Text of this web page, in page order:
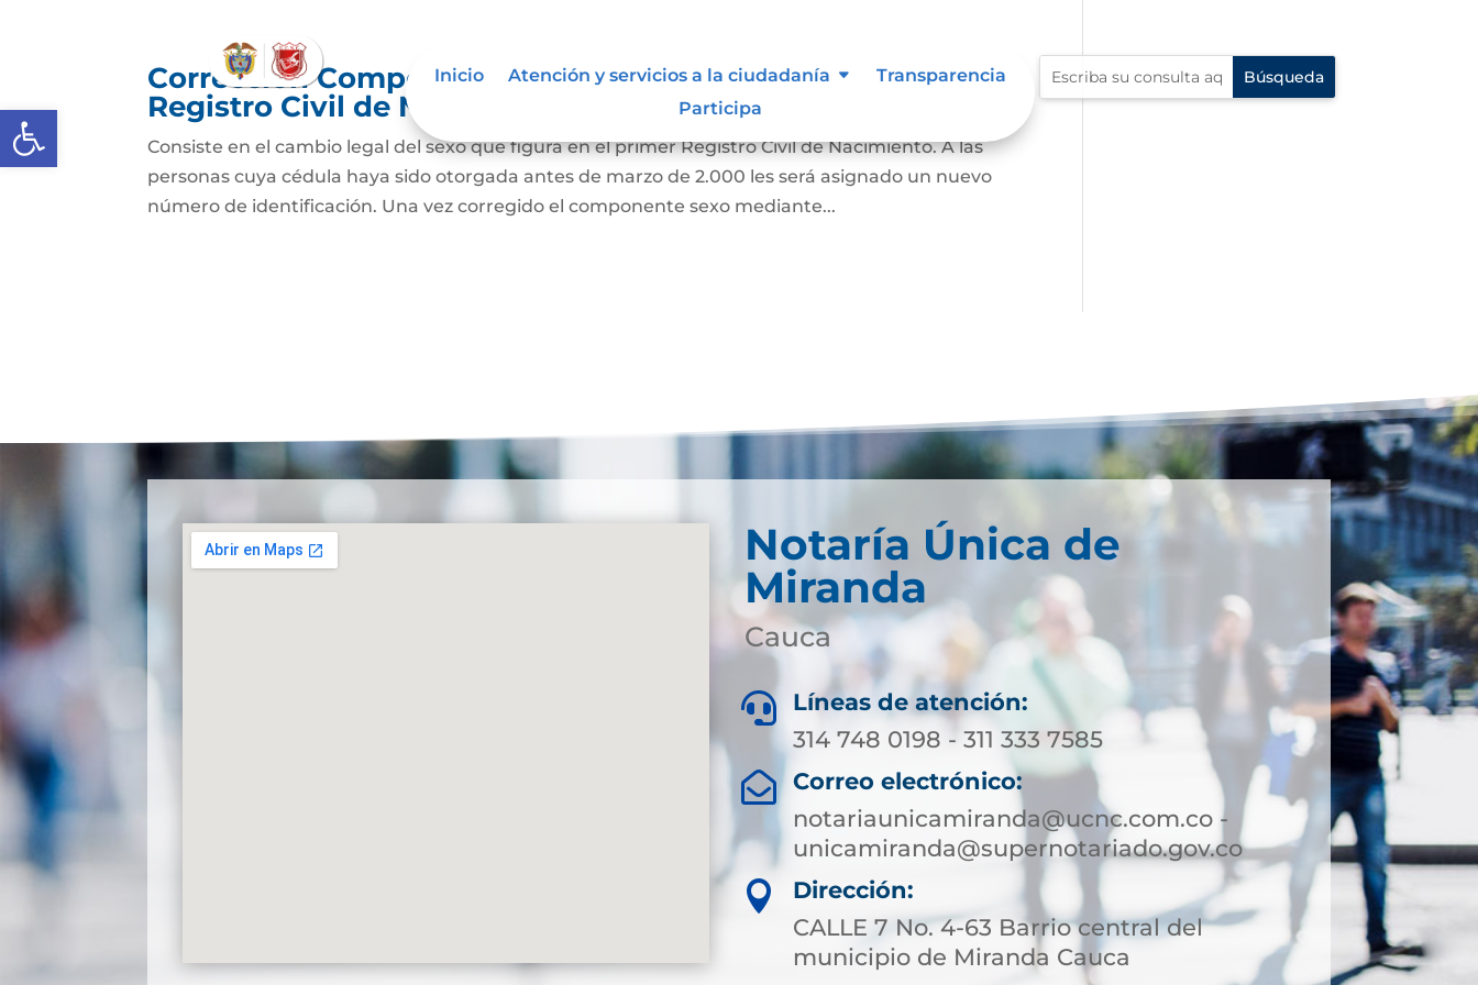
Abrir barra de herramientas
Inicio Atención y servicios a la ciudadanía
Transparencia
Participa
Corrección Componente de Identidad Sexual en el
Registro Civil de Nacimiento
Consiste en el cambio legal del sexo que figura en el primer Registro Civil de Nacimiento. A las
personas cuya cédula haya sido otorgada antes de marzo de 2.000 les será asignado un nuevo
número de identificación. Una vez corregido el componente sexo mediante...
Notaría Única de
Miranda
Cauca

Líneas de atención:
314 748 0198 - 311 333 7585

Correo electrónico:
notariaunicamiranda@ucnc.com.co -
unicamiranda@supernotariado.gov.co

Dirección:
CALLE 7 No. 4-63 Barrio central del
municipio de Miranda Cauca